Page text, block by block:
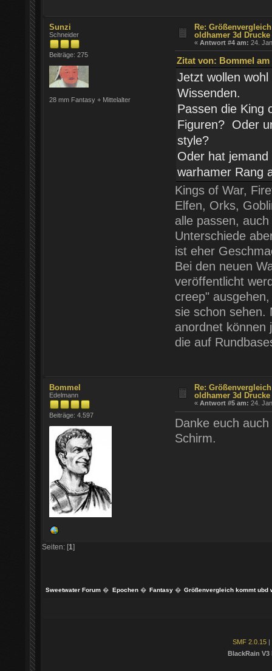
Sunzi
Schneider
Beiträge: 275
28 mm Fantasy + Mittelalter
Re:
oldhamer 3d Drucke
«Antwort #4 am: 24.
Zitat von: Bommel am
Jetzt wollen
Wissenden.
Passen die King
Figuren? Oder
style?
Oder hat
warhamer Rang
Kings of War,
Elfen, Orks,
alle passen,
Unterschiede
ist eher
Bei den neuen
veröffentlicht
creep"
sie schon sehen.
anordnet können
die auf
Bommel
Edelmann
Beiträge: 4.597
Re:
oldhamer 3d Drucke
«Antwort #5 am: 24.
Danke euch
Schirm.
Seiten: [1]
Sweetwater Forum � Epochen� Fantasy� Größenvergleich kommt ubd
SMF 2.0.15
BlackRain V3